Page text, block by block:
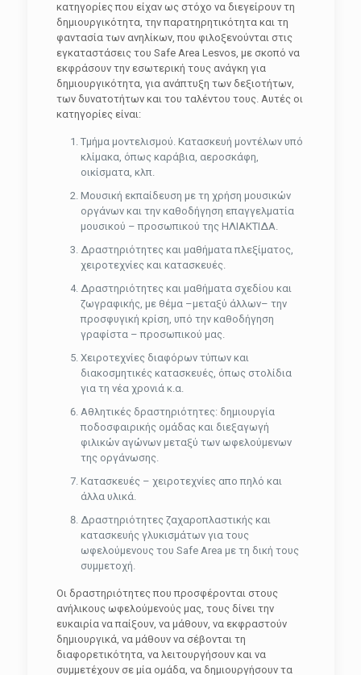
κατηγορίες που είχαν ως στόχο να διεγείρουν τη
δημιουργικότητα, την παρατηρητικότητα και τη
φαντασία των ανηλίκων, που φιλοξενούνται στις
εγκαταστάσεις του Safe Area Lesvos, με σκοπό να
εκφράσουν την εσωτερική τους ανάγκη για
δημιουργικότητα, για ανάπτυξη των δεξιοτήτων,
των δυνατοτήτων και του ταλέντου τους. Αυτές οι
κατηγορίες είναι:
Τμήμα μοντελισμού. Κατασκευή μοντέλων υπό
κλίμακα, όπως καράβια, αεροσκάφη,
οικίσματα, κλπ.
Μουσική εκπαίδευση με τη χρήση μουσικών
οργάνων και την καθοδήγηση επαγγελματία
μουσικού – προσωπικού της ΗΛΙΑΚΤΙΔΑ.
Δραστηριότητες και μαθήματα πλεξίματος,
χειροτεχνίες και κατασκευές.
Δραστηριότητες και μαθήματα σχεδίου και
ζωγραφικής, με θέμα –μεταξύ άλλων– την
προσφυγική κρίση, υπό την καθοδήγηση
γραφίστα – προσωπικού μας.
Χειροτεχνίες διαφόρων τύπων και
διακοσμητικές κατασκευές, όπως στολίδια
για τη νέα χρονιά κ.α.
Αθλητικές δραστηριότητες: δημιουργία
ποδοσφαιρικής ομάδας και διεξαγωγή
φιλικών αγώνων μεταξύ των ωφελούμενων
της οργάνωσης.
Κατασκευές – χειροτεχνίες απο πηλό και
άλλα υλικά.
Δραστηριότητες ζαχαροπλαστικής και
κατασκευής γλυκισμάτων για τους
ωφελούμενους του Safe Area με τη δική τους
συμμετοχή.
Οι δραστηριότητες που προσφέρονται στους
ανήλικους ωφελούμενούς μας, τους δίνει την
ευκαιρία να παίξουν, να μάθουν, να εκφραστούν
δημιουργικά, να μάθουν να σέβονται τη
διαφορετικότητα, να λειτουργήσουν και να
συμμετέχουν σε μία ομάδα, να δημιουργήσουν τα